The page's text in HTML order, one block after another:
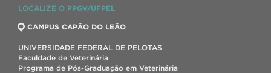
LOCALIZE O PPGV/UFPEL
CAMPUS CAPÃO DO LEÃO
UNIVERSIDADE FEDERAL DE PELOTAS
Faculdade de Veterinária
Programa de Pós-Graduação em Veterinária